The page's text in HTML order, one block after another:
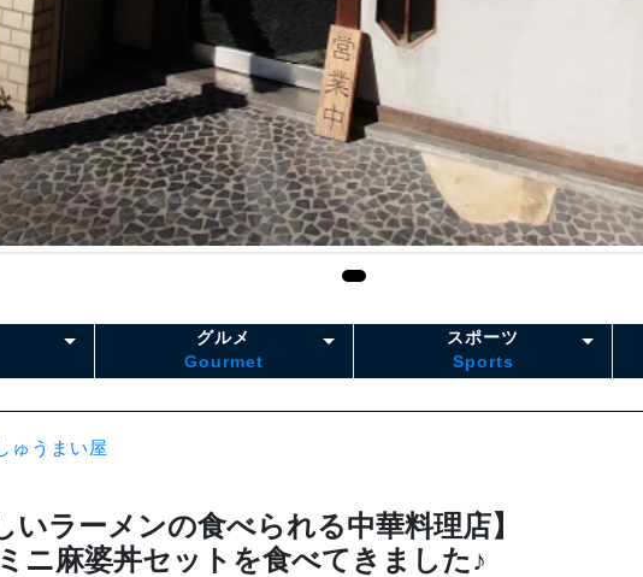
グルメ
Gourmet
スポーツ
Sports
ゅうまい屋
いラーメンの食べられる中華料理店】
ニ麻婆丼セットを食べてきました♪